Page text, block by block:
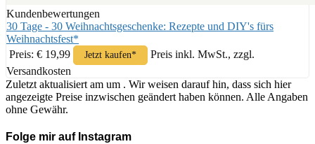
Kundenbewertungen
30 Tage - 30 Weihnachtsgeschenke: Rezepte und DIY's fürs
Weihnachtsfest*
Preis: € 19,99
Jetzt kaufen*
Preis inkl. MwSt., zzgl.
Versandkosten
Zuletzt aktualisiert am um . Wir weisen darauf hin, dass sich hier
angezeigte Preise inzwischen geändert haben können. Alle Angaben
ohne Gewähr.
Folge mir auf Instagram